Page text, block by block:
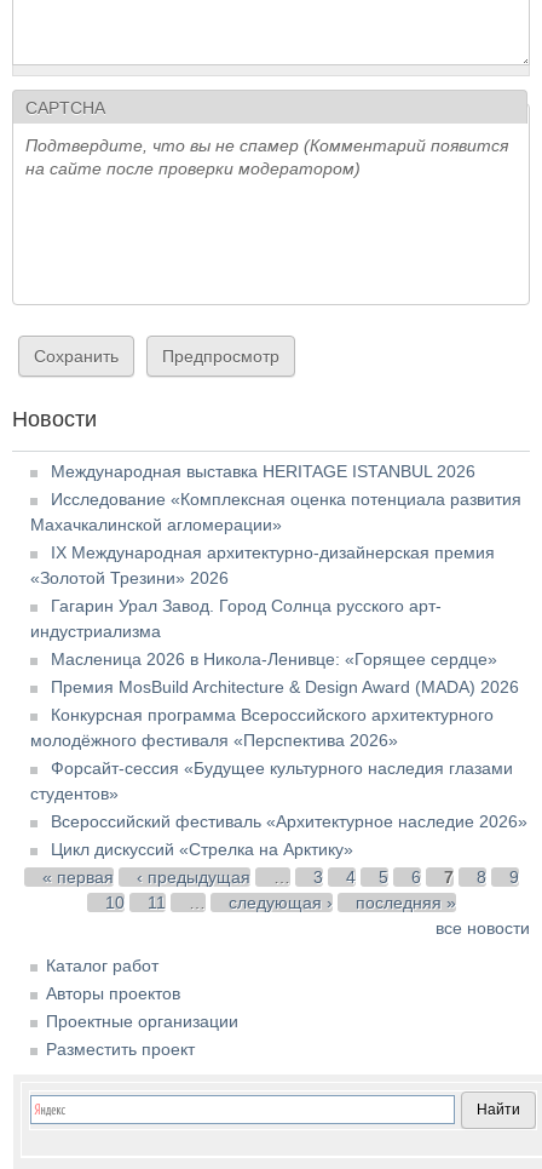
CAPTCHA
Подтвердите, что вы не спамер (Комментарий появится
на сайте после проверки модератором)
Новости
Международная выставка HERITAGE ISTANBUL 2026
Исследование «Комплексная оценка потенциала развития
Махачкалинской агломерации»
IX Международная архитектурно-дизайнерская премия
«Золотой Трезини» 2026
Гагарин Урал Завод. Город Солнца русского арт-
индустриализма
Масленица 2026 в Никола-Ленивце: «Горящее сердце»
Премия MosBuild Architecture & Design Award (MADA) 2026
Конкурсная программа Всероссийского архитектурного
молодёжного фестиваля «Перспектива 2026»
Форсайт-сессия «Будущее культурного наследия глазами
студентов»
Всероссийский фестиваль «Архитектурное наследие 2026»
Цикл дискуссий «Стрелка на Арктику»
Страницы
« первая ‹ предыдущая 3 4 5 6 7 8
9
10
11 следующая ›
последняя »
все новости
Каталог работ
Авторы проектов
Проектные организации
Разместить проект